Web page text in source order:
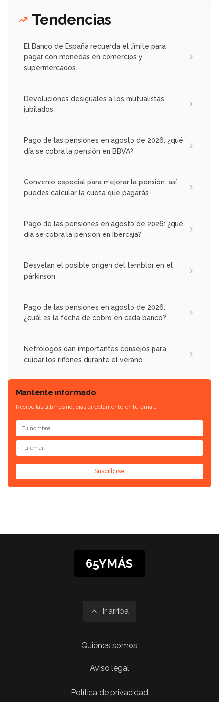
Tendencias
El Banco de España recuerda el límite para
pagar con monedas en comercios y
supermercados
Devoluciones desiguales a los mutualistas
jubilados
Pago de las pensiones en agosto de 2026: ¿qué
día se cobra la pensión en BBVA?
Convenio especial para mejorar la pensión: así
puedes calcular la cuota que pagarás
Pago de las pensiones en agosto de 2026: ¿qué
día se cobra la pensión en Ibercaja?
Desvelan el posible origen del temblor en el
párkinson
Pago de las pensiones en agosto de 2026:
¿cuál es la fecha de cobro en cada banco?
Nefrólogos dan importantes consejos para
cuidar los riñones durante el verano
Mantente informado
Recibe las últimas noticias directamente en tu email.
Suscribirse
65YMÁS
Ir arriba
Quiénes somos
Aviso legal
Política de privacidad